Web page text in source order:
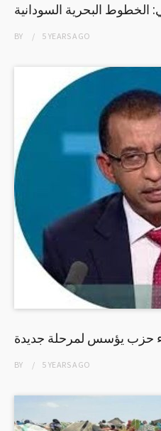
الخطوط البحرية السودانية
BY 5 YEARSAGO
حزب يؤسس لمرحلة جديدة
BY 5 YEARSAGO